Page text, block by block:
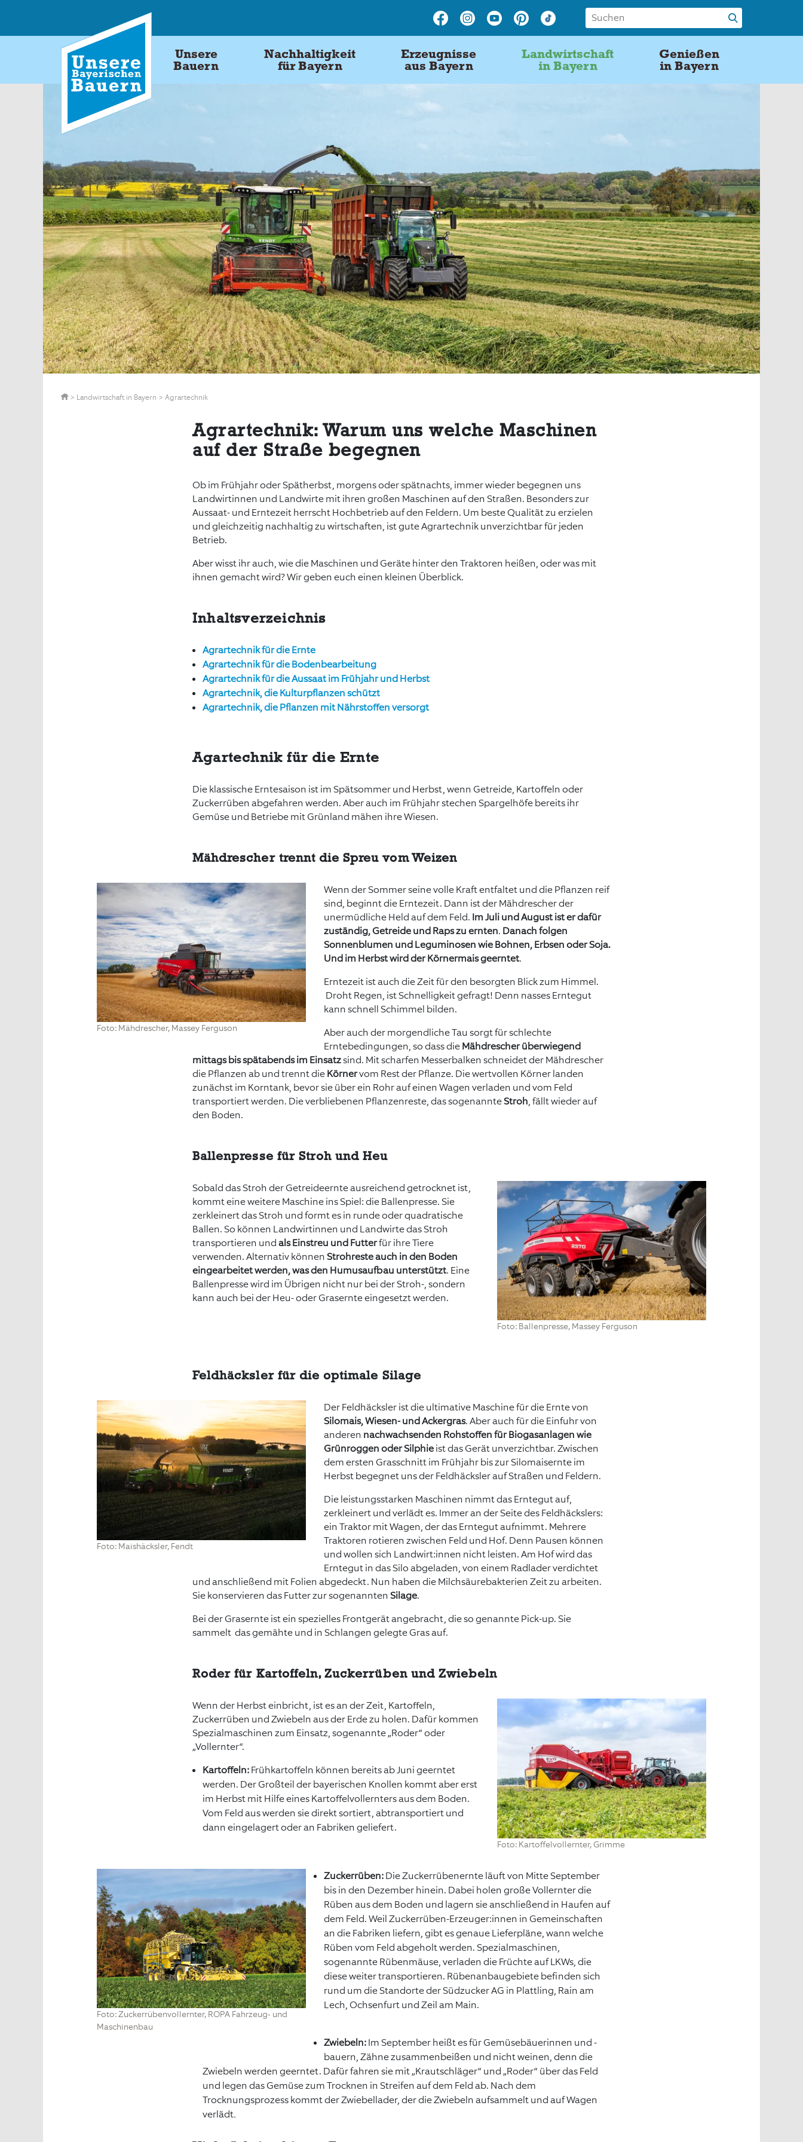
content
Unsere
Bauern
Nachhaltigkeit
für Bayern
Erzeugnisse
aus Bayern
Landwirtschaft
in Bayern
Genießen
in Bayern
> Landwirtschaft in Bayern > Agrartechnik
Agrartechnik: Warum uns welche Maschinen
auf der Straße begegnen
Ob im Frühjahr oder Spätherbst, morgens oder spätnachts, immer wieder begegnen uns
Landwirtinnen und Landwirte mit ihren großen Maschinen auf den Straßen. Besonders zur
Aussaat- und Erntezeit herrscht Hochbetrieb auf den Feldern. Um beste Qualität zu erzielen
und gleichzeitig nachhaltig zu wirtschaften, ist gute Agrartechnik unverzichtbar für jeden
Betrieb.
Aber wisst ihr auch, wie die Maschinen und Geräte hinter den Traktoren heißen, oder was mit
ihnen gemacht wird? Wir geben euch einen kleinen Überblick.
Inhaltsverzeichnis
Agrartechnik für die Ernte
Agrartechnik für die Bodenbearbeitung
Agrartechnik für die Aussaat im Frühjahr und Herbst
Agrartechnik, die Kulturpflanzen schützt
Agrartechnik, die Pflanzen mit Nährstoffen versorgt
Agartechnik für die Ernte
Die klassische Erntesaison ist im Spätsommer und Herbst, wenn Getreide, Kartoffeln oder
Zuckerrüben abgefahren werden. Aber auch im Frühjahr stechen Spargelhöfe bereits ihr
Gemüse und Betriebe mit Grünland mähen ihre Wiesen.
Mähdrescher trennt die Spreu vom Weizen
Foto: Mähdrescher, Massey Ferguson
Wenn der Sommer seine volle Kraft entfaltet und die Pflanzen reif
sind, beginnt die Erntezeit. Dann ist der Mähdrescher der
unermüdliche Held auf dem Feld. Im Juli und August ist er dafür
zuständig, Getreide und Raps zu ernten. Danach folgen
Sonnenblumen und Leguminosen wie Bohnen, Erbsen oder Soja.
Und im Herbst wird der Körnermaisgeerntet.
Erntezeit ist auch die Zeit für den besorgten Blick zum Himmel.
Droht Regen, ist Schnelligkeit gefragt! Denn nasses Erntegut
kann schnell Schimmel bilden.
Aber auch der morgendliche Tau sorgt für schlechte
Erntebedingungen, so dass dieMähdrescher überwiegend
mittags bis spätabends im Einsatzsind. Mit scharfen Messerbalken schneidet der Mähdrescher
die Pflanzen ab und trennt dieKörnervom Rest der Pflanze. Die wertvollen Körner landen
zunächst im Korntank, bevor sie über ein Rohr auf einen Wagen verladen und vom Feld
transportiert werden. Die verbliebenen Pflanzenreste, das sogenannteStroh, fällt wieder auf
den Boden.
Ballenpresse für Stroh und Heu
Foto: Ballenpresse, Massey Ferguson
Sobald das Stroh der Getreideernte ausreichend getrocknet ist,
kommt eine weitere Maschine ins Spiel: die Ballenpresse. Sie
zerkleinert das Stroh und formt es in runde oder quadratische
Ballen. So können Landwirtinnen und Landwirte das Stroh
transportieren undals Einstreu und Futterfür ihre Tiere
verwenden. Alternativ könnenStrohreste auch in den Boden
eingearbeitet werden, was den Humusaufbau unterstützt. Eine
Ballenpresse wird im Übrigen nicht nur bei der Stroh-, sondern
kann auch bei der Heu- oder Grasernte eingesetzt werden.
Feldhäcksler für die optimale Silage
Foto: Maishäcksler, Fendt
Der Feldhäcksler ist die ultimative Maschine für die Ernte von
Silomais, Wiesen- und Ackergras. Aber auch für die Einfuhr von
anderen nachwachsenden Rohstoffen für Biogasanlagen wie
Grünroggen oder Silphieist das Gerät unverzichtbar. Zwischen
dem ersten Grasschnitt im Frühjahr bis zur Silomaisernte im
Herbst begegnet uns der Feldhäcksler auf Straßen und Feldern.
Die leistungsstarken Maschinen nimmt das Erntegut auf,
zerkleinert und verlädt es. Immer an der Seite des Feldhäckslers:
ein Traktor mit Wagen, der das Erntegut aufnimmt. Mehrere
Traktoren rotieren zwischen Feld und Hof. Denn Pausen können
und wollen sich Landwirt:innen nicht leisten. Am Hof wird das
Erntegut in das Silo abgeladen, von einem Radlader verdichtet
und anschließend mit Folien abgedeckt. Nun haben die Milchsäurebakterien Zeit zu arbeiten.
Sie konservieren das Futter zur sogenanntenSilage.
Bei der Grasernte ist ein spezielles Frontgerät angebracht, die so genannte Pick-up. Sie
sammelt das gemähte und in Schlangen gelegte Gras auf.
Roder für Kartoffeln, Zuckerrüben und Zwiebeln
Foto: Kartoffelvollernter, Grimme
Wenn der Herbst einbricht, ist es an der Zeit, Kartoffeln,
Zuckerrüben und Zwiebeln aus der Erde zu holen. Dafür kommen
Spezialmaschinen zum Einsatz, sogenannte „Roder“ oder
„Vollernter“.
Kartoffeln:Frühkartoffeln können bereits ab Juni geerntet
werden. Der Großteil der bayerischen Knollen kommt aber erst
im Herbst mit Hilfe eines Kartoffelvollernters aus dem Boden.
Vom Feld aus werden sie direkt sortiert, abtransportiert und
dann eingelagert oder an Fabriken geliefert.
Foto: Zuckerrübenvollernter, ROPA Fahrzeug- und
Maschinenbau
Zuckerrüben:Die Zuckerrübenernte läuft von Mitte September
bis in den Dezember hinein. Dabei holen große Vollernter die
Rüben aus dem Boden und lagern sie anschließend in Haufen auf
dem Feld. Weil Zuckerrüben-Erzeuger:innen in Gemeinschaften
an die Fabriken liefern, gibt es genaue Lieferpläne, wann welche
Rüben vom Feld abgeholt werden. Spezialmaschinen,
sogenannte Rübenmäuse, verladen die Früchte auf LKWs, die
diese weiter transportieren. Rübenanbaugebiete befinden sich
rund um die Standorte der Südzucker AG in Plattling, Rain am
Lech, Ochsenfurt und Zeil am Main.
Zwiebeln:Im September heißt es für Gemüsebäuerinnen und -
bauern, Zähne zusammenbeißen und nicht weinen, denn die
Zwiebeln werden geerntet. Dafür fahren sie mit „Krautschläger“ und „Roder“ über das Feld
und legen das Gemüse zum Trocknen in Streifen auf dem Feld ab. Nach dem
Trocknungsprozess kommt der Zwiebellader, der die Zwiebeln aufsammelt und auf Wagen
verlädt.